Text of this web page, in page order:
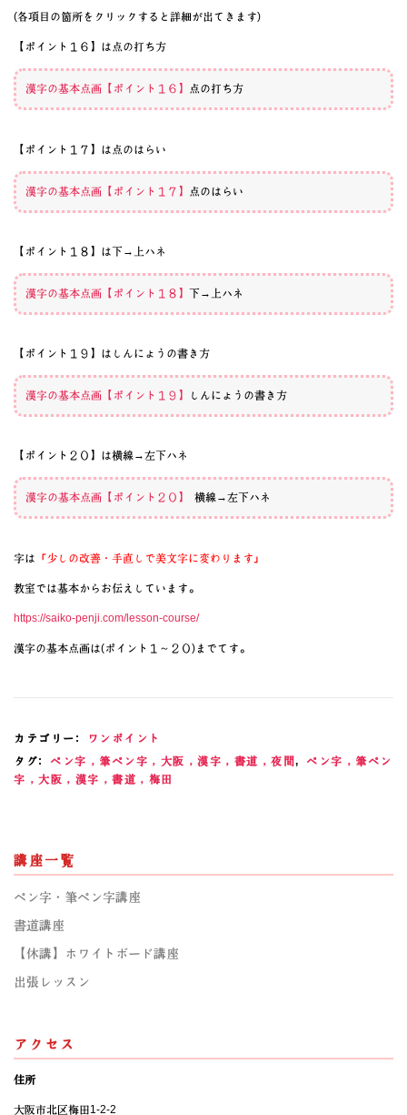
(各項目の箇所をクリックすると詳細が出てきます)
【ポイント１６】は点の打ち方
漢字の基本点画【ポイント１６】 点の打ち方
【ポイント１７】は点のはらい
漢字の基本点画【ポイント１７】 点のはらい
【ポイント１８】は下→上ハネ
漢字の基本点画【ポイント１８】 下→上ハネ
【ポイント１９】はしんにょうの書き方
漢字の基本点画【ポイント１９】 しんにょうの書き方
【ポイント２０】は横線→左下ハネ
漢字の基本点画【ポイント２０】 横線→左下ハネ
字は 「少しの改善・手直しで美文字に変わります」
教室では基本からお伝えしています。
https://saiko-penji.com/lesson-course/
漢字の基本点画は(ポイント１～２０)までてす。
カテゴリー:
ワンポイント
タグ: ペン字，筆ペン字，大阪，漢字，書道，夜間, ペン字，筆ペン
字，大阪，漢字，書道，梅田
講座一覧
ペン字・筆ペン字講座
書道講座
【休講】ホワイトボード講座
出張レッスン
アクセス
住所
大阪市北区梅田1-2-2